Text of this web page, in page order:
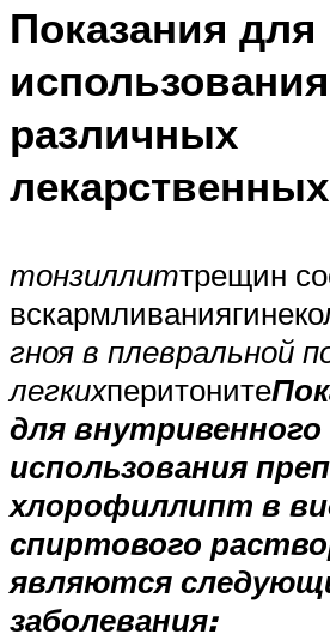
Показания для
использования
различных
тонзиллиттрещин
гноя в плевральной
легкихперитоните
для внутривенного
использования
хлорофиллипт в
спиртового
являются
заболевания: